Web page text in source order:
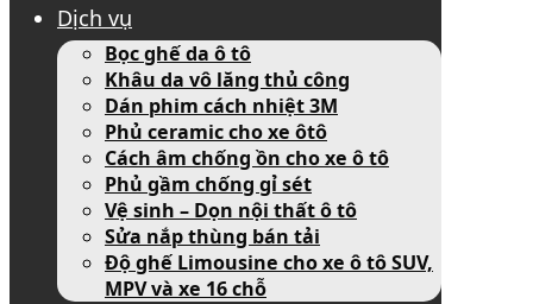
Dịch vụ
Bọc ghế da ô tô
Khâu da vô lăng thủ công
Dán phim cách nhiệt 3M
Phủ ceramic cho xe ôtô
Cách âm chống ồn cho xe ô tô
Phủ gầm chống gỉ sét
Vệ sinh – Dọn nội thất ô tô
Sửa nắp thùng bán tải
Độ ghế Limousine cho xe ô tô SUV,
MPV và xe 16 chỗ